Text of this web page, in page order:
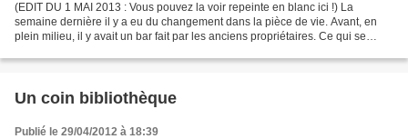
(EDIT DU 1 MAI 2013 : Vous pouvez la voir repeinte en blanc ici !) La
semaine dernière il y a eu du changement dans la pièce de vie. Avant, en
plein milieu, il y avait un bar fait par les anciens propriétaires. Ce qui se
Un coin bibliothèque
Publié le 29/04/2012 à 18:39